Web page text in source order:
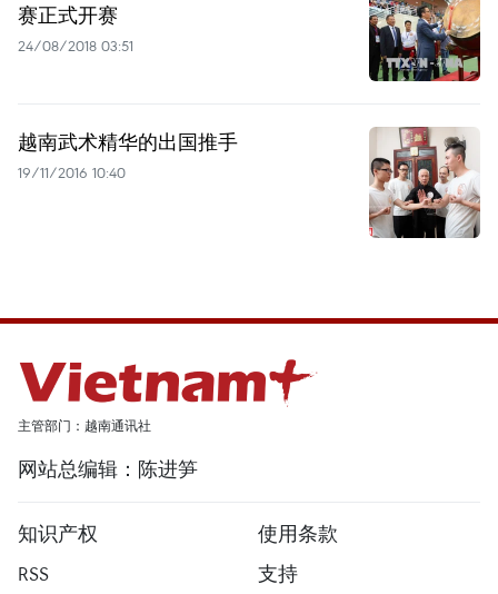
赛正式开赛
24/08/2018 03:51
越南武术精华的出国推手
19/11/2016 10:40
主管部门：越南通讯社
网站总编辑：陈进笋
知识产权
使用条款
RSS
支持